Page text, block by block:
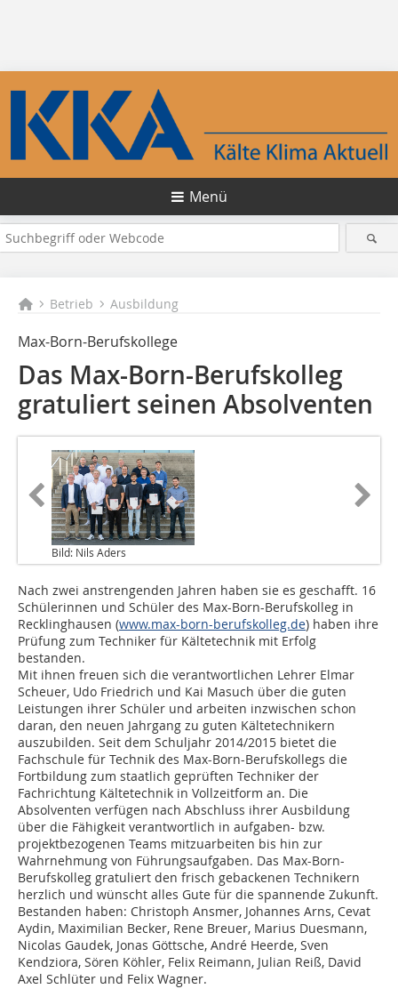
Menü
Betrieb Ausbildung
Max-Born-Berufskollege
Das Max-Born-Berufskolleg
gratuliert seinen Absolventen
Bild: Nils Aders
Nach zwei anstrengenden Jahren haben sie es geschafft. 16
Schülerinnen und Schüler des Max-Born-Berufskolleg in
Recklinghausen (www.max-born-berufskolleg.de) haben ihre
Prüfung zum Techniker für Kältetechnik mit Erfolg
bestanden.
Mit ihnen freuen sich die verantwortlichen Lehrer Elmar
Scheuer, Udo Friedrich und Kai Masuch über die guten
Leistungen ihrer Schüler und arbeiten inzwischen schon
daran, den neuen Jahrgang zu guten Kältetechnikern
auszubilden. Seit dem Schuljahr 2014/2015 bietet die
Fachschule für Technik des Max-Born-Berufskollegs die
Fortbildung zum staatlich geprüften Techniker der
Fachrichtung Kältetechnik in Vollzeitform an. Die
Absolventen verfügen nach Abschluss ihrer Ausbildung
über die Fähigkeit verantwortlich in aufgaben- bzw.
projektbezogenen Teams mitzuarbeiten bis hin zur
Wahrnehmung von Führungsaufgaben. Das Max-Born-
Berufskolleg gratuliert den frisch gebackenen Technikern
herzlich und wünscht alles Gute für die spannende Zukunft.
Bestanden haben: Christoph Ansmer, Johannes Arns, Cevat
Aydin, Maximilian Becker, Rene Breuer, Marius Duesmann,
Nicolas Gaudek, Jonas Göttsche, André Heerde, Sven
Kendziora, Sören Köhler, Felix Reimann, Julian Reiß, David
Axel Schlüter und Felix Wagner.